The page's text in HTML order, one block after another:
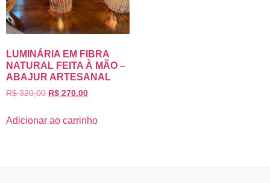
LUMINÁRIA EM FIBRA
NATURAL FEITA À MÃO –
ABAJUR ARTESANAL
R$320,00 R$ 270,00
Adicionar ao carrinho